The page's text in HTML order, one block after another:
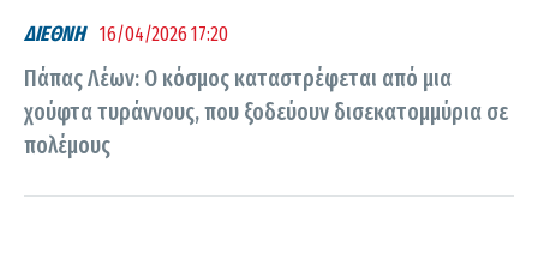
ΔΙΕΘΝΗ 16/04/2026 17:20
Πάπας Λέων: Ο κόσμος καταστρέφεται από μια
χούφτα τυράννους, που ξοδεύουν δισεκατομμύρια σε
πολέμους